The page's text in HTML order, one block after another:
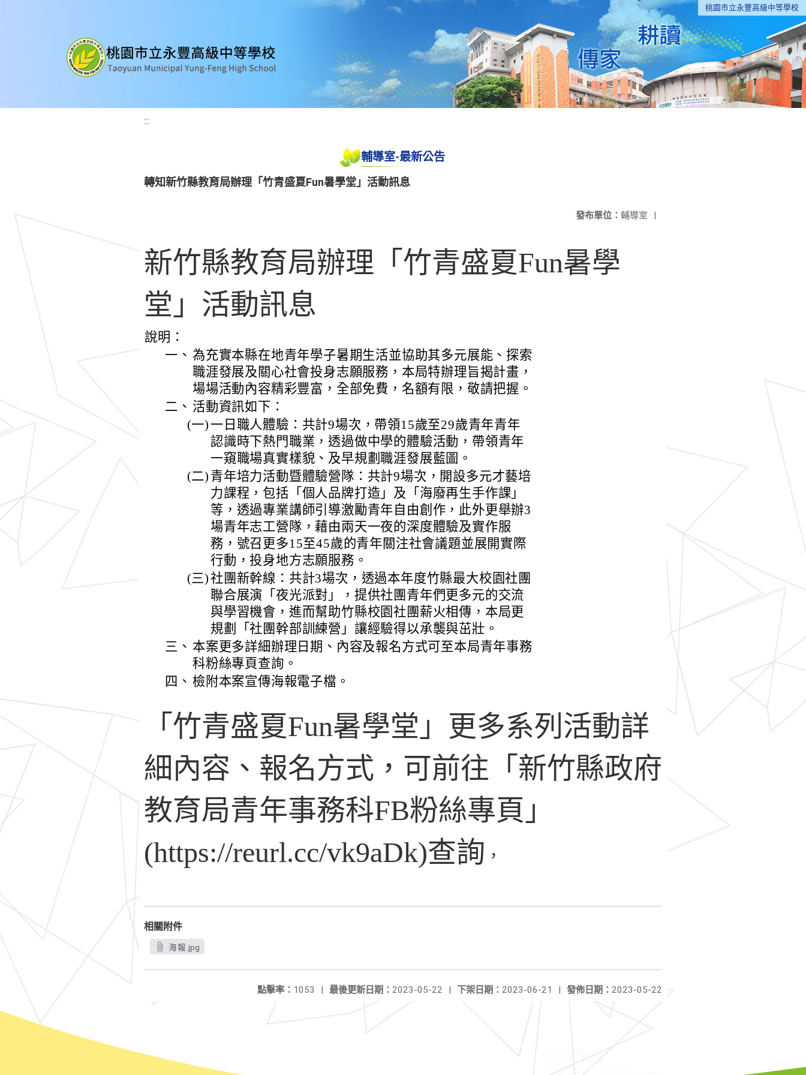
桃園市立永豐高級中等學校
:::
輔導室-最新公告
轉知新竹縣教育局辦理「竹青盛夏Fun暑學堂」活動訊息
發布單位： 輔導室 |
新竹縣教育局辦理「竹青盛夏Fun暑學
堂」活動訊息
說明：
一、 為充實本縣在地青年學子暑期生活並協助其多元展能、探索
職涯發展及關心社會投身志願服務，本局特辦理旨揭計畫，
場場活動內容精彩豐富，全部免費，名額有限，敬請把握。
二、 活動資訊如下：
(一) 一日職人體驗：共計9場次，帶領15歲至29歲青年青年
認識時下熱門職業，透過做中學的體驗活動，帶領青年
一窺職場真實樣貌、及早規劃職涯發展藍圖。
(二) 青年培力活動暨體驗營隊：共計9場次，開設多元才藝培
力課程，包括「個人品牌打造」及「海廢再生手作課」
等，透過專業講師引導激勵青年自由創作，此外更舉辦3
場青年志工營隊，藉由兩天一夜的深度體驗及實作服
務，號召更多15至45歲的青年關注社會議題並展開實際
行動，投身地方志願服務。
(三)社團新幹線：共計3場次，透過本年度竹縣最大校園社團
聯合展演「夜光派對」，提供社團青年們更多元的交流
與學習機會，進而幫助竹縣校園社團薪火相傳，本局更
規劃「社團幹部訓練營」讓經驗得以承襲與茁壯。
三、 本案更多詳細辦理日期、內容及報名方式可至本局青年事務
科粉絲專頁查詢。
四、 檢附本案宣傳海報電子檔。
「竹青盛夏Fun暑學堂」更多系列活動詳
細內容、報名方式，可前往「新竹縣政府
教育局青年事務科FB粉絲專頁」
(https://reurl.cc/vk9aDk)查詢 ，
相關附件
海報.jpg
發佈日期： 2023-05-22
下架日期： 2023-06-21 |
最後更新日期： 2023-05-22 |
點擊率： 1053 |